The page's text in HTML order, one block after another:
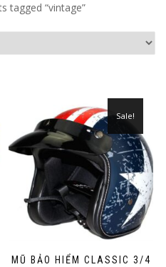
tagged “vintage”
MŨ BẢO HIỂM CLASSIC 3/4
Sale!